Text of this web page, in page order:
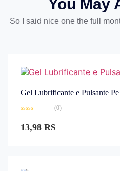
You May
So I said nice one the full
Gel Lubrificante e Pulsante Pe
0
de
(0)
13,98 R$